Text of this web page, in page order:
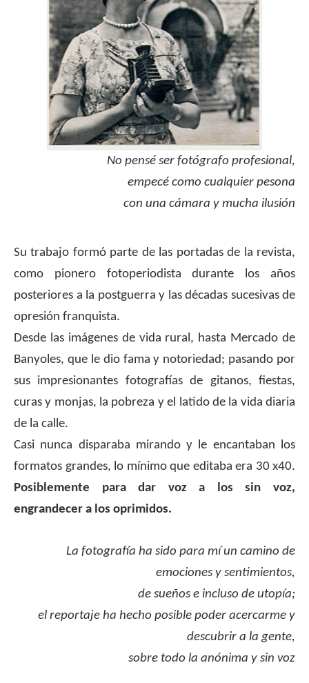
No pensé ser fotógrafo profesional,
empecé como cualquier pesona
con una cámara y mucha ilusión
Su trabajo formó parte de las portadas de la revista,
como pionero fotoperiodista durante los años
posteriores a la postguerra y las décadas sucesivas de
opresión franquista.
Desde las imágenes de vida rural, hasta Mercado de
Banyoles, que le dio fama y notoriedad; pasando por
sus impresionantes fotografías de gitanos, fiestas,
curas y monjas, la pobreza y el latido de la vida diaria
de la calle.
Casi nunca disparaba mirando y le encantaban los
formatos grandes, lo mínimo que editaba era 30 x40.
Posiblemente para dar voz a los sin voz,
engrandecer a los oprimidos.
La fotografía ha sido para mí un camino de
emociones y sentimientos,
de sueños e incluso de utopía;
el reportaje ha hecho posible poder acercarme y
descubrir a la gente,
sobre todo la anónima y sin voz